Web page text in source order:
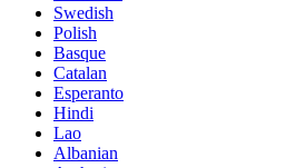
Swedish
Polish
Basque
Catalan
Esperanto
Hindi
Lao
Albanian